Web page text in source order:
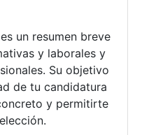
un resumen breve
y laborales y
Su objetivo
de tu candidatura
y permitirte